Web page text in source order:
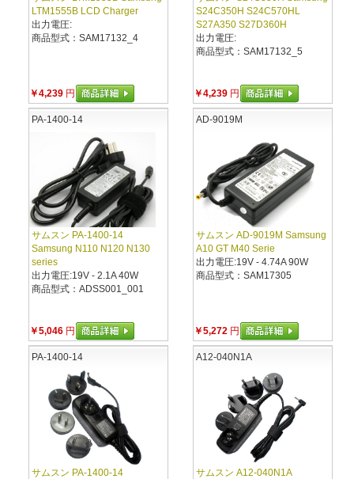
LTM1555B LCD Charger
出力電圧:
商品型式：SAM17132_4
￥4,239 円
S24C350H S24C570HL
S27A350 S27D360H
出力電圧:
商品型式：SAM17132_5
￥4,239 円
PA-1400-14
サムスン PA-1400-14
Samsung N110 N120 N130
series
出力電圧:19V - 2.1A 40W
商品型式：ADSS001_001
￥5,046 円
AD-9019M
サムスン AD-9019M Samsung
A10 GT M40 Serie
出力電圧:19V - 4.74A 90W
商品型式：SAM17305
￥5,272 円
PA-1400-14
サムスン PA-1400-14
A12-040N1A
サムスン A12-040N1A